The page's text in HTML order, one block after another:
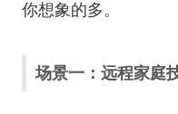
你想象的多。
场景一：远程家庭